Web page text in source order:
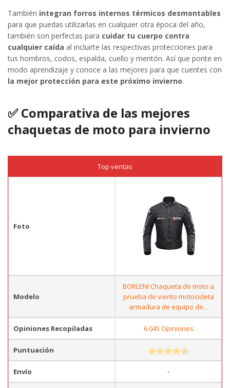
También integran forros internos térmicos desmontables
para que puedas utilizarlas en cualquier otra época del año,
también son perfectas para cuidar tu cuerpo contra
cualquier caída al incluirte las respectivas protecciones para
tus hombros, codos, espalda, cuello y mentón. Así que ponte en
modo aprendizaje y conoce a las mejores para que cuentes con
la mejor protección para este próximo invierno.
✅ Comparativa de las mejores
chaquetas de moto para invierno
Top ventas
Foto
Modelo
BORLENI Chaqueta de moto a
prueba de viento motocicleta
armadura de equipo de...
Opiniones Recopiladas 6.045 Opiniones
Puntuación
Envío -